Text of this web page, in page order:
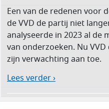
Een van de redenen voor
de VVD de partij niet
analyseerde in 2023 al de
van onderzoeken. Nu
zijn verwachting aan toe.
Lees verder ›